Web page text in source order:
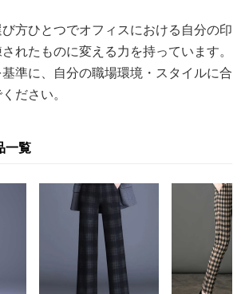
方ひとつでオフィスにおける自分の印
れたものに変える力を持っています。
準に、自分の職場環境・スタイルに合
ださい。
一覧